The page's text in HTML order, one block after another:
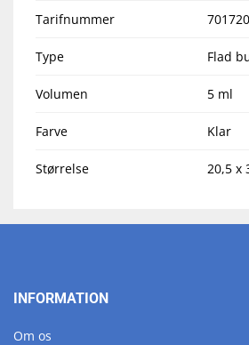
Tarifnummer
Type Flad
Volumen 5 ml
Farve Klar
Størrelse 20,5 x
INFORMATION
Om os